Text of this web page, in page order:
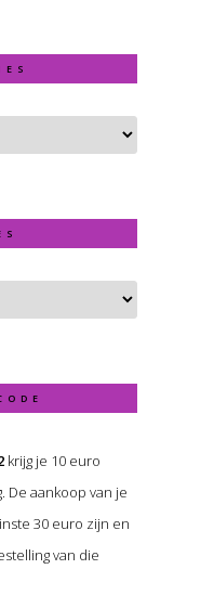
krijg je 10 euro
De aankoop van je
30 euro zijn en
van die